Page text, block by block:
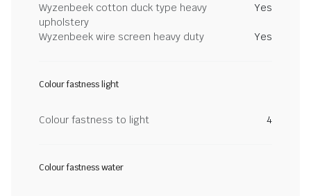
Wyzenbeek cotton duck type heavy
upholstery
Yes
Wyzenbeek wire screen heavy duty Yes
Colour fastness light
Colour fastness to light 4
Colour fastness water